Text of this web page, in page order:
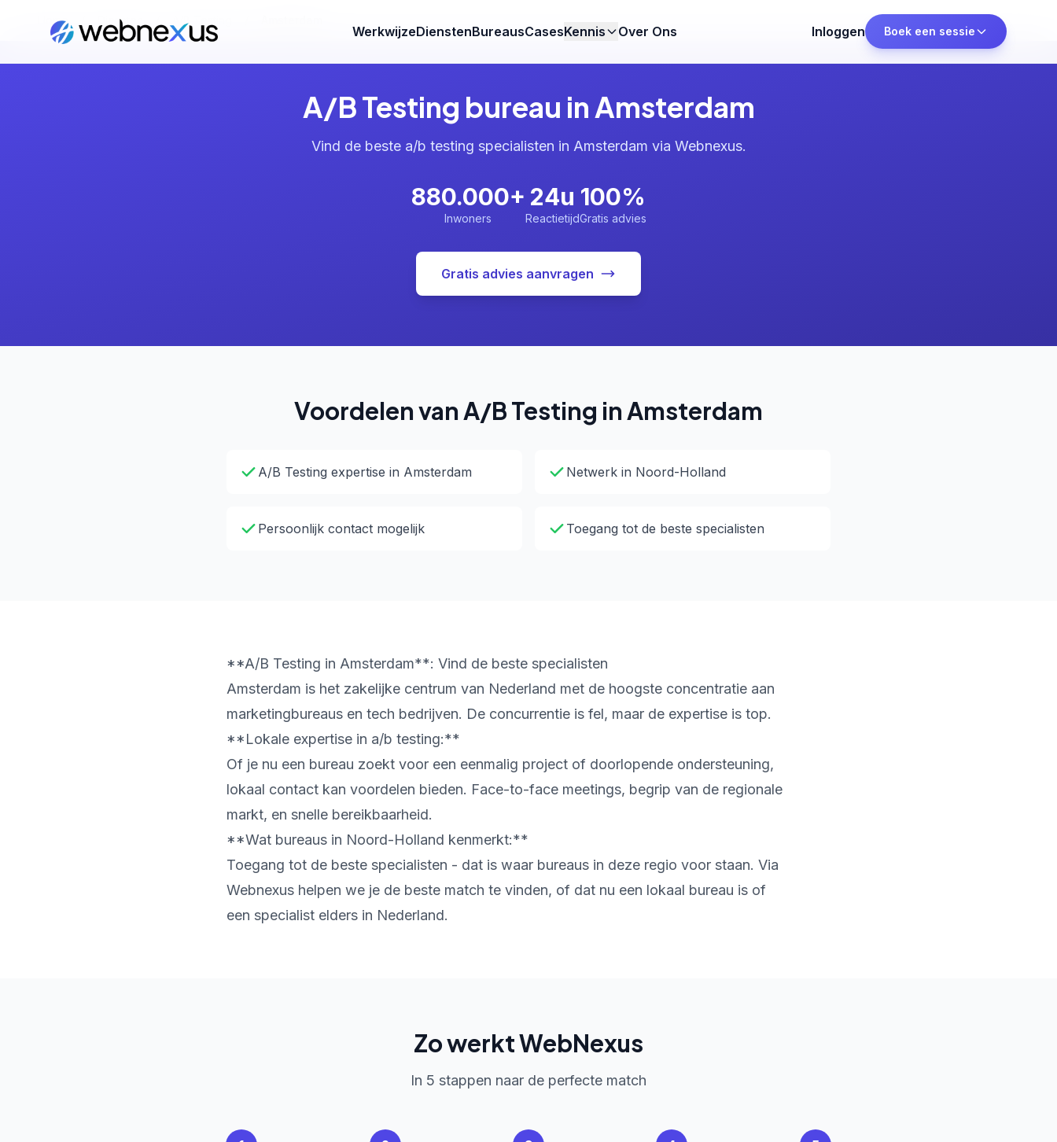
WerkwijzeDienstenBureausCasesKennis Over Ons Inloggen Boek een sessie
Home Diensten A/B Testing
A/B Testing bureau in Amsterdam
Vind de beste a/b testing specialisten in Amsterdam via Webnexus.
880.000+
Inwoners
24u
Reactietijd
100%
Gratis advies
Gratis advies aanvragen
Voordelen van A/B Testing in Amsterdam
A/B Testing expertise in Amsterdam Netwerk in Noord-Holland
Persoonlijk contact mogelijk Toegang tot de beste specialisten
**A/B Testing in Amsterdam**: Vind de beste specialisten
Amsterdam is het zakelijke centrum van Nederland met de hoogste concentratie aan
marketingbureaus en tech bedrijven. De concurrentie is fel, maar de expertise is top.
**Lokale expertise in a/b testing:**
Of je nu een bureau zoekt voor een eenmalig project of doorlopende ondersteuning,
lokaal contact kan voordelen bieden. Face-to-face meetings, begrip van de regionale
markt, en snelle bereikbaarheid.
**Wat bureaus in Noord-Holland kenmerkt:**
Toegang tot de beste specialisten - dat is waar bureaus in deze regio voor staan. Via
Webnexus helpen we je de beste match te vinden, of dat nu een lokaal bureau is of
een specialist elders in Nederland.
Zo werkt WebNexus
In 5 stappen naar de perfecte match